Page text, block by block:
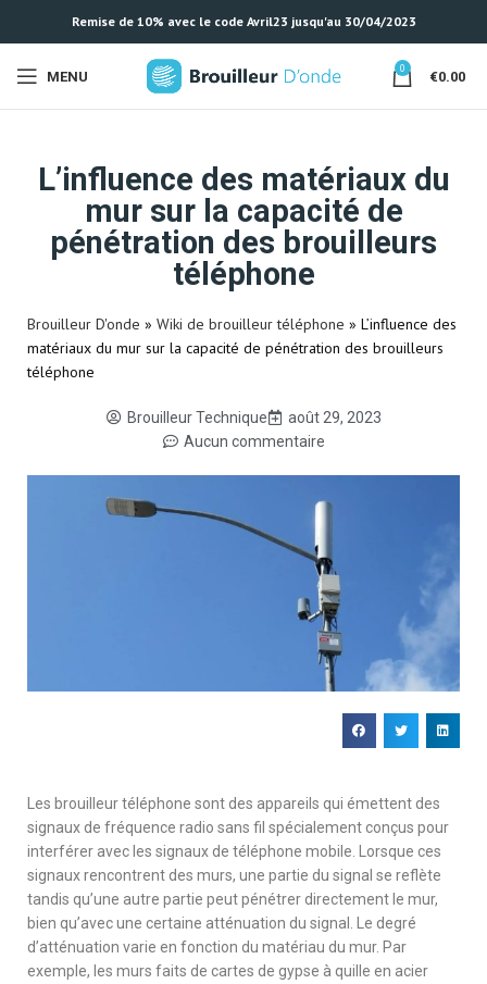
Remise de 10% avec le code Avril23 jusqu'au 30/04/2023
MENU 0 €0.00
L’influence des matériaux du
mur sur la capacité de
pénétration des brouilleurs
téléphone
Brouilleur D'onde » Wiki de brouilleur téléphone » L’influence des
matériaux du mur sur la capacité de pénétration des brouilleurs
téléphone
Brouilleur Technique
août 29, 2023
Aucun commentaire
Les brouilleur téléphone sont des appareils qui émettent des
signaux de fréquence radio sans fil spécialement conçus pour
interférer avec les signaux de téléphone mobile. Lorsque ces
signaux rencontrent des murs, une partie du signal se reflète
tandis qu’une autre partie peut pénétrer directement le mur,
bien qu’avec une certaine atténuation du signal. Le degré
d’atténuation varie en fonction du matériau du mur. Par
exemple, les murs faits de cartes de gypse à quille en acier